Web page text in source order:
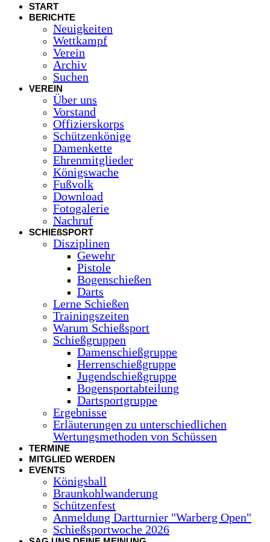
START
BERICHTE
Neuigkeiten
Wettkampf
Verein
Archiv
Suchen
VEREIN
Über uns
Vorstand
Offizierskorps
Schützenkönige
Damenkette
Ehrenmitglieder
Königswache
Fußvolk
Download
Fotogalerie
Nachruf
SCHIEßSPORT
Disziplinen
Gewehr
Pistole
Bogenschießen
Darts
Lerne Schießen
Trainingszeiten
Warum Schießsport
Schießgruppen
Damenschießgruppe
Herrenschießgruppe
Jugendschießgruppe
Bogensportabteilung
Dartsportgruppe
Ergebnisse
Erläuterungen zu unterschiedlichen
Wertungsmethoden von Schüssen
TERMINE
MITGLIED WERDEN
EVENTS
Königsball
Braunkohlwanderung
Schützenfest
Anmeldung Dartturnier "Warberg Open"
Schießsportwoche 2026